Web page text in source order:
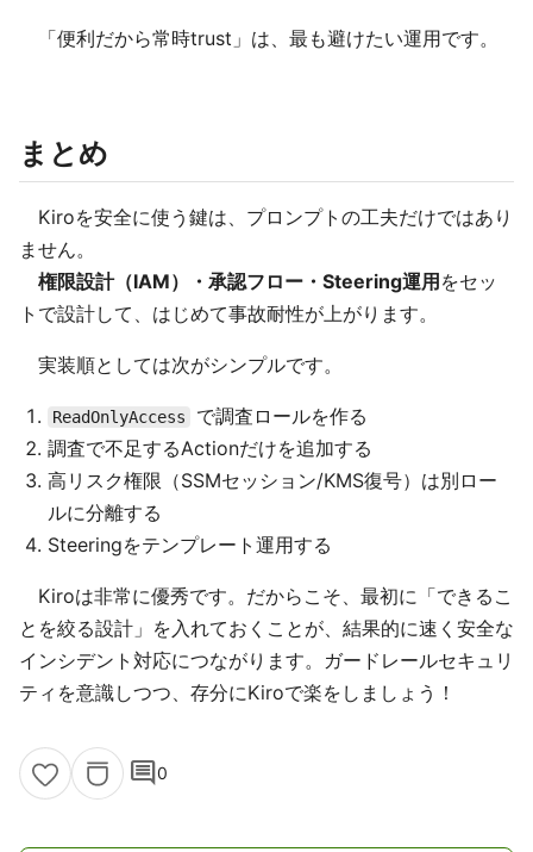
「便利だから常時trust」は、最も避けたい運用です。
まとめ
Kiroを安全に使う鍵は、プロンプトの工夫だけではあり
ません。
権限設計（IAM）・承認フロー・Steering運用をセッ
トで設計して、はじめて事故耐性が上がります。
実装順としては次がシンプルです。
ReadOnlyAccess
で調査ロールを作る
調査で不足するActionだけを追加する
高リスク権限（SSMセッション/KMS復号）は別ロー
ルに分離する
Steeringをテンプレート運用する
Kiroは非常に優秀です。だからこそ、最初に「できるこ
とを絞る設計」を入れておくことが、結果的に速く安全な
インシデント対応につながります。ガードレールセキュリ
ティを意識しつつ、存分にKiroで楽をしましょう！
comment0